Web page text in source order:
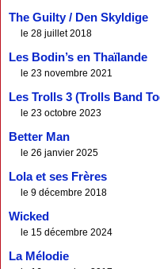
The Guilty / Den Skyldige
le 28 juillet 2018
Les Bodin’s en Thaïlande
le 23 novembre 2021
Les Trolls 3 (Trolls Band
le 23 octobre 2023
Better Man
le 26 janvier 2025
Lola et ses Frères
le 9 décembre 2018
Wicked
le 15 décembre 2024
La Mélodie